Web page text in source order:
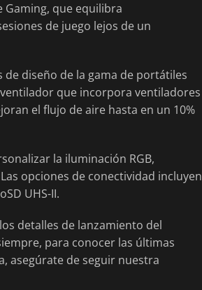
Gaming, que equilibra
de juego lejos de un
diseño de la gama de portátiles
que incorpora ventiladores
el flujo de aire hasta en un 10%
la iluminación RGB,
opciones de conectividad incluyen
UHS-II.
detalles de lanzamiento del
para conocer las últimas
asegúrate de seguir nuestra